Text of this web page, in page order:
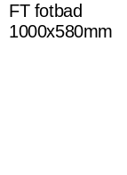
FT fotbad
1000x580mm